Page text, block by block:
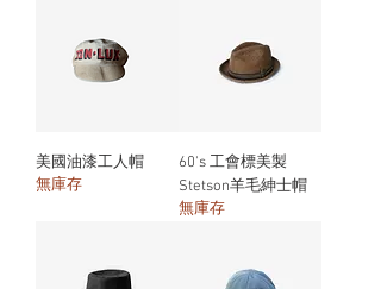
美國油漆工人帽
無庫存
60's 工會標美製
Stetson羊毛紳士帽
無庫存